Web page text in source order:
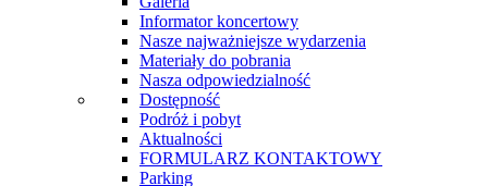
Informator koncertowy
Nasze najważniejsze wydarzenia
Materiały do pobrania
Nasza odpowiedzialność
Dostępność
Podróż i pobyt
Aktualności
FORMULARZ KONTAKTOWY
Parking